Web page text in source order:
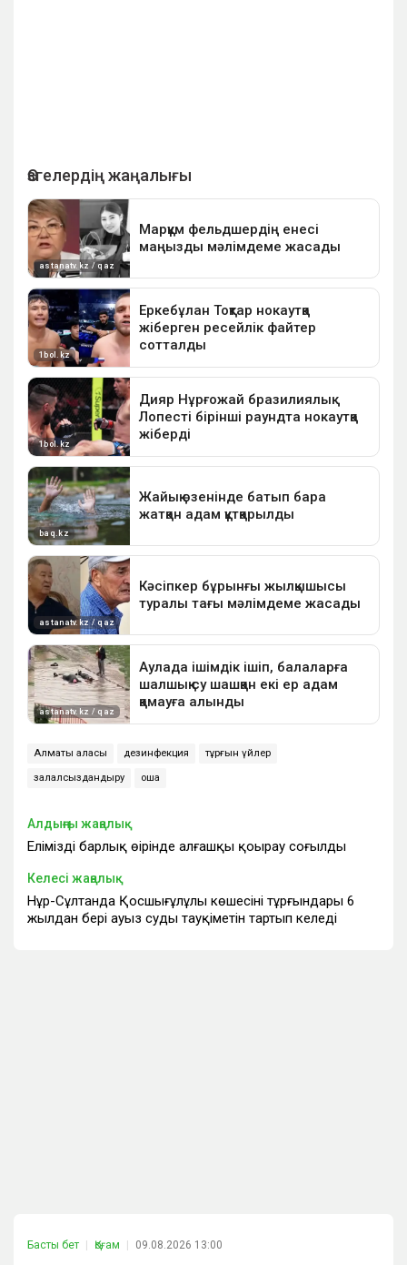
Алматы қаласы дезинфекция тұрғын үйлер
залалсыздандыру ошақ
Алдыңғы жаңалық
Еліміздің барлық өңірінде алғашқы қоңырау соғылды
Келесі жаңалық
Нұр-Сұлтанда Қосшығұлұлы көшесінің тұрғындары 6
жылдан бері ауыз судың тауқіметін тартып келеді
Басты бет Қоғам 09.08.2026 13:00